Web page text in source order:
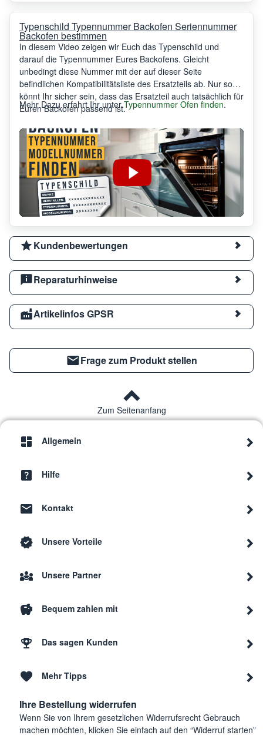
Typenschild Typennummer Backofen Seriennummer
Backofen bestimmen
In diesem Video zeigen wir Euch das Typenschild und
darauf die Typennummer Eures Backofens. Gleicht
unbedingt diese Nummer mit der auf dieser Seite
befindlichen Kompatibilitätsliste des Ersatzteils ab. Nur so
könnt Ihr sicher sein, dass das Ersatzteil auch tatsächlich für
Euren Backofen passend ist.
Mehr Dazu erfahrt Ihr unterTypennummer Ofen finden.
Kundenbewertungen
Reparaturhinweise
Artikelinfos GPSR
Frage zum Produkt stellen
Zum Seitenanfang
Allgemein
Hilfe
Kontakt
Unsere Vorteile
Unsere Partner
Bequem zahlen mit
Das sagen Kunden
Mehr Tipps
Ihre Bestellung widerrufen
Wenn Sie von Ihrem gesetzlichen Widerrufsrecht Gebrauch
machen möchten, klicken Sie einfach auf den “Widerruf starten”